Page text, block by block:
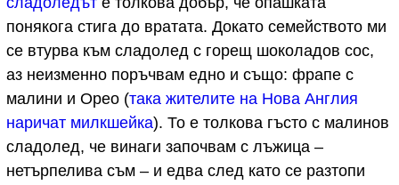
понякога стига до вратата. Докато семейството ми
се втурва към сладолед с горещ шоколадов сос,
аз неизменно поръчвам едно и също: фрапе с
малини и Орео (така жителите на Нова Англия
наричат милкшейка). То е толкова гъсто с малинов
сладолед, че винаги започвам с лъжица –
нетърпелива съм – и едва след като се разтопи